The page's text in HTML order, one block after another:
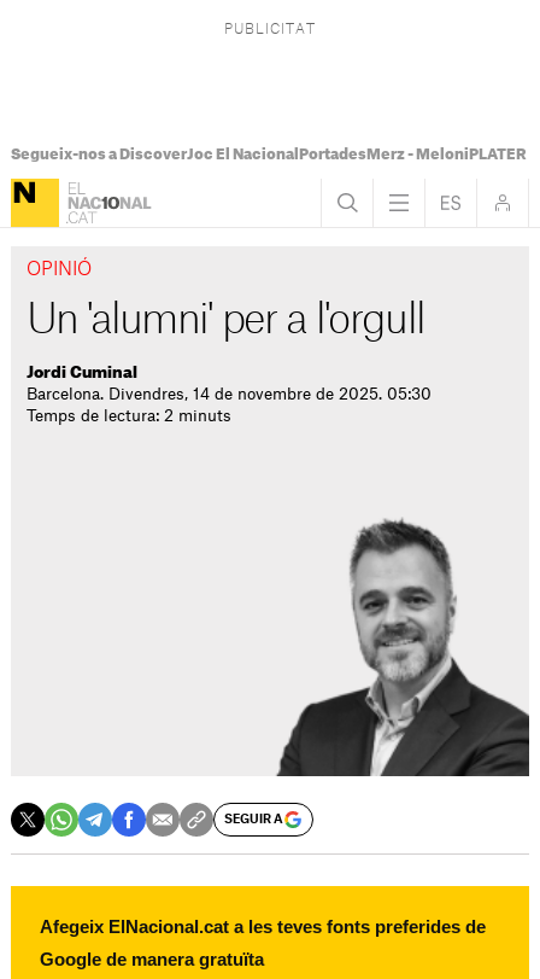
Segueix-nos a DiscoverJoc El Nacional PortadesMerz - Meloni PLATER
OPINIÓ
Un 'alumni' per a l'orgull
Jordi Cuminal
Barcelona. Divendres, 14 de novembre de 2025. 05:30
Temps de lectura: 2 minuts
SEGUIR A
Afegeix ElNacional.cat a les teves fonts preferides de
Google de manera gratuïta